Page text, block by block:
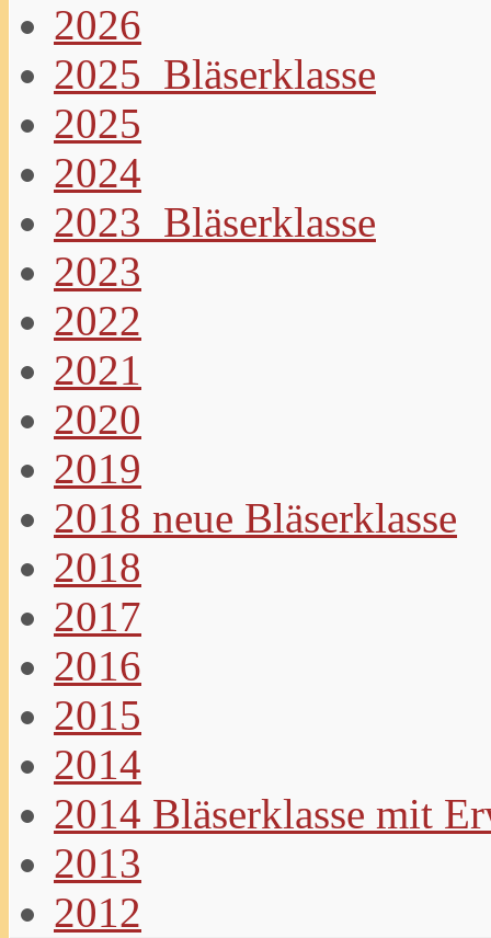
2026
2025_Bläserklasse
2025
2024
2023_Bläserklasse
2023
2022
2021
2020
2019
2018 neue Bläserklasse
2018
2017
2016
2015
2014
2014 Bläserklasse mit
2013
2012